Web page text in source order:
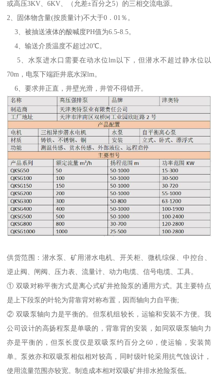
或高压3KV、6KV、（允差±百分之5）的三相交流电源。
2、固体物含量(按质量计)不大于0．01％。
3、被抽送液体的酸喊度PH值为6.5-8.5。
4、输送介质温度不超过20℃。
5、水泵进水口需要在动水位lm以下，但潜水不超过静水位以
70m，电泵下端距井底水深lm。
6、要求井正直，井壁光滑，井管不得错开。
供货范围：潜水泵、矿用潜水电机、开关柜、微机综保、中控台、
逆止阀、闸阀、压力表、流量计、动力电缆、信号电缆、工具。
① 双吸对称平衡方式是离心式矿井抢险泵的通用方式。其主要特点
是上下段泵的叶轮为背靠背对称布置，因而轴向力自平衡;
② 双吸泵轴向力是平衡的。但泵机组较长，运输和安装不方便。我
公司设计的高扬程泵是单吸的，背靠背的安装，如同双吸泵轴向力
亦是平衡的，但泵长度仅是双吸泵约百分之60，使运输，安装简
单。泵效亦和双吸泵相似相对较高，同时级叶轮采用抗气蚀设计，
使用流量范围亦较宽。制造成本相对双吸矿井排水抢险泵低。